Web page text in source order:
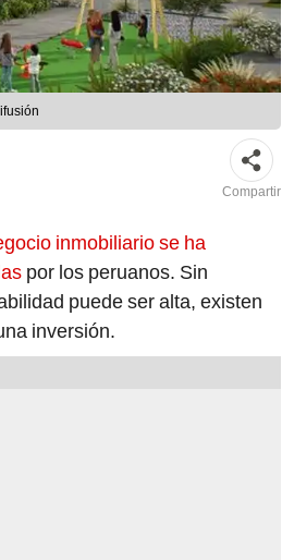
Compartir
inmobiliario se ha
por los peruanos. Sin
puede ser alta, existen
inversión.